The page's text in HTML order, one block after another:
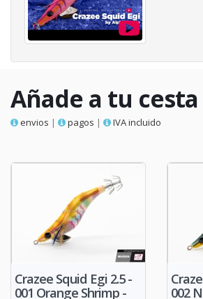
Añade a tu cesta
envios | pagos | IVA incluido
Crazee Squid Egi 2.5 -
001 Orange Shrimp -
002